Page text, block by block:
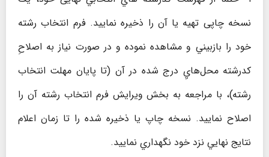
نسخه چاپی تهيه يا آن را ذخيره نمايید. فرم انتخاب رشته
خود را بازبيني و مشاهده نموده و در صورت نیاز به اصلاحِ
كدرشته محل‌هايِ درج شده در آن (تا پایان مهلت انتخاب
رشته)، با مراجعه به بخش ويرايش فرم انتخاب رشته آن را
اصلاح نمايید. نسخه چاپ يا ذخيره شده را تا زمان اعلام
نتايج نهايي نزد خود نگهداري نمايید.